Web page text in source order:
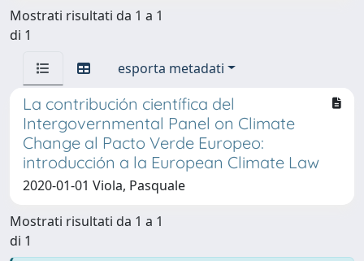
Mostrati risultati da 1 a 1
di 1
esporta metadati
La contribución científica del
Intergovernmental Panel on Climate
Change al Pacto Verde Europeo:
introducción a la European Climate Law
2020-01-01 Viola, Pasquale
Mostrati risultati da 1 a 1
di 1